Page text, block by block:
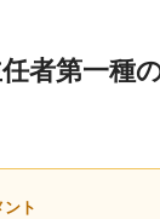
者第一種
ント